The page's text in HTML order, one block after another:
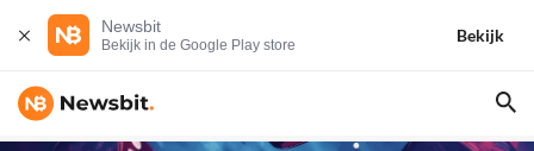
Newsbit
Bekijk in de Google Play store
Bekijk